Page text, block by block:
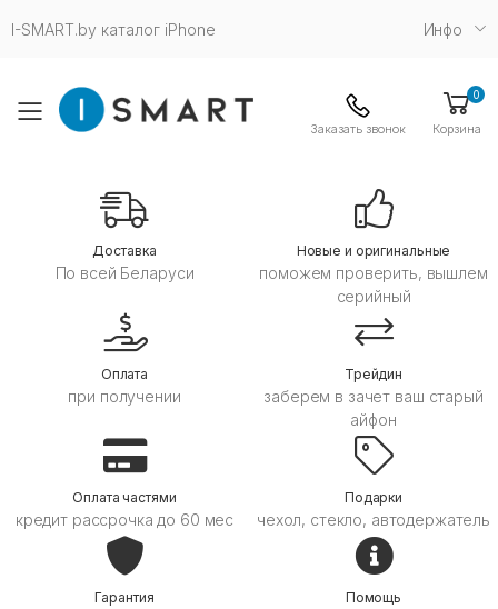
I-SMART.by каталог iPhone Инфо
Toggle mobile menuЗаказать звонок
0
Корзина
Дoставка
По всей Беларуси
Новые и оригинальные
поможем проверить, вышлем
серийный
Оплата
при получении
Трейдин
заберем в зачет ваш старый
айфон
Оплата частями
кредит рассрочка до 60 мес
Подарки
чехол, стекло, автодержатель
Гарантия Помощь